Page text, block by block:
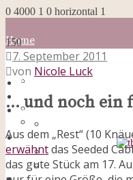
0 4000 1 0 horizontal 1
Home
Blog
about me
Impressum
Cookies
Galerie
Opal-Abos
Strickblogs
Hörbücher
150
Home
Blog
about me
Impressum
Cookies
7. September 2011
von Nicole Luck
… und noch ein
Aus dem „Rest“ (10
erwähntdas Seeded
das gute Stück am 17.